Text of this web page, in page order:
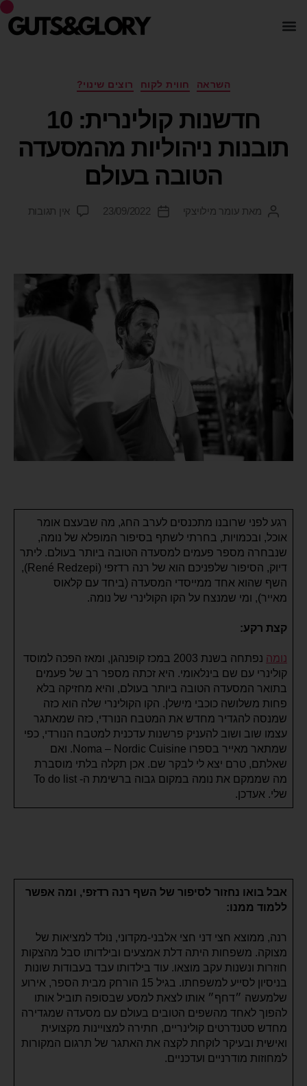
השראה חווית לקוח רוצים שינוי?
חדשנות קולינרית: 10
תובנות ניהוליות מהמסעדה
הטובה בעולם
מאת עומר מילויצקי 23/09/2022 אין תגובות
רגע לפני שרובנו מתכנסים לערב החג, מה שבעצם אומר
אוכל, ובכמויות, בחרתי לשתף בסיפור המופלא של נומה,
שנבחרה מספר פעמים למסעדה הטובה ביותר בעולם. ליתר
דיוק, הסיפור שלפניכם הוא של רנה רדזפי (René Redzepi),
השף שהוא אחד ממייסדי המסעדה (ביחד עם קלאוס
מאייר), ומי שמנצח על הקו הקולינרי של נומה.
קצת רקע:
נומה
נפתחה בשנת 2003 במכז קופנהגן, ומאז הפכה למוסד
קולינרי עם שם בינלאומי. היא זכתה מספר רב של פעמים
בתואר המסעדה הטובה ביותר בעולם, והיא מחזיקה בלא
פחות משלושה כוכבי מישלן. הקו הקולינרי שלה הוא כזה
שמנסה להגדיר מחדש את המטבח הנורדי, כזה שמאתגר
עצמו שוב ושוב להעניק פרשנות עדכנית למטבח הנורדי, כפי
שמתאר מאייר בספרו Noma – Nordic Cuisine. ואם
שאלתם, טרם יצא לי לבקר שם. אכן תקלה בלתי מוסברת
מה שממקם את נומה במקום גבוה ברשימת ה- To do list
שלי. אעדכן.
אבל בואו נחזור לסיפור של השף רנה רדזפי, ומה אפשר
ללמוד ממנו:
רנה, ממוצא חצי דני חצי אלבני-מקדוני, נולד למציאות של
מצוקה. משפחות היתה דלת אמצעים ובילדותו סבל מהצקות
חוזרות ונשנות עקב מוצאו. עוד בילדותו עבד בעבודות שונות
בניסיון לסייע למשפחתו. בגיל 15 הורחק מבית הספר, אירוע
שלמעשה ״דחף״ אותו לצאת למסע שבסופה תוביל אותו
להפוך לאחד מהשפים הטובים בעולם עם מסעדה שמגדירה
מחדש סטנדרטים קולינריים, חתירה למצויינות מקצועית
ואישית ובעיקר לוקחת לקצה את האתגר של תרגום המקורות
למחוזות מודרניים ועדכניים.